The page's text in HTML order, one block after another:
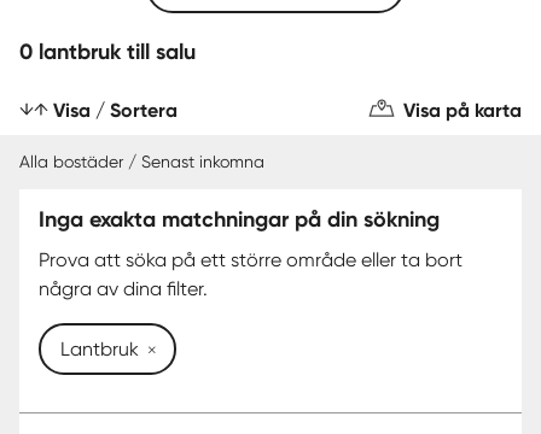
0 lantbruk till salu
Visa / Sortera Visa på karta
Alla bostäder / Senast inkomna
Inga exakta matchningar på din sökning
Prova att söka på ett större område eller ta bort
några av dina filter.
Lantbruk